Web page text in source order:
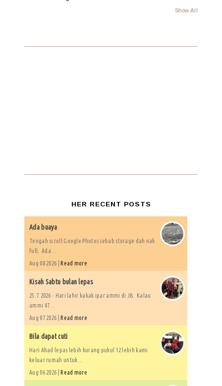
Show All
HER RECENT POSTS
Ada buaya
Tengah scroll Google Photos sebab storage dah nak
full. Ada...
Aug 08 2026 | Read more
Kisah Sabtu bulan lepas
25.7.2026 - Hari lahir kakak ipar ammi di JB. Kalau
ammi 47...
Aug 07 2026 | Read more
Bila dapat cuti
Hari Ahad lepas lebih kurang pukul 12 lebih kami
keluar rumah untuk...
Aug 06 2026 | Read more